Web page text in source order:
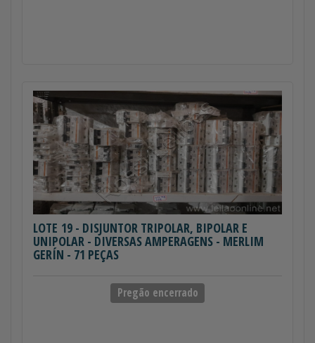
LOTE 19 - DISJUNTOR TRIPOLAR, BIPOLAR E
UNIPOLAR - DIVERSAS AMPERAGENS - MERLIM
GERÍN - 71 PEÇAS
Pregão encerrado